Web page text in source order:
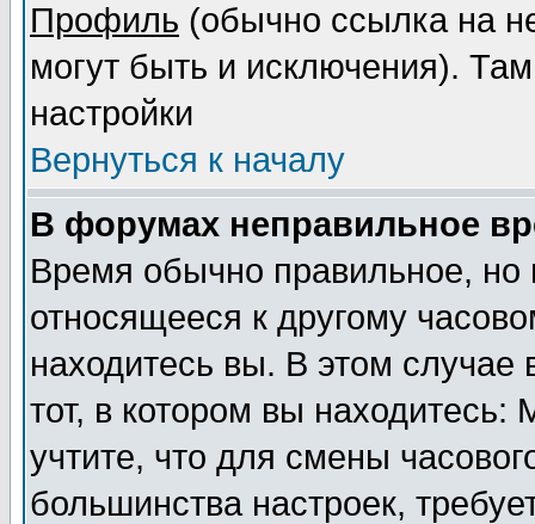
Профиль (обычно ссылка на
могут быть и исключения).
настройки
Вернуться к началу
В форумах неправильное
Время обычно правильное,
относящееся к другому
находитесь вы. В этом
тот, в котором вы
учтите, что для смены
большинства настроек,